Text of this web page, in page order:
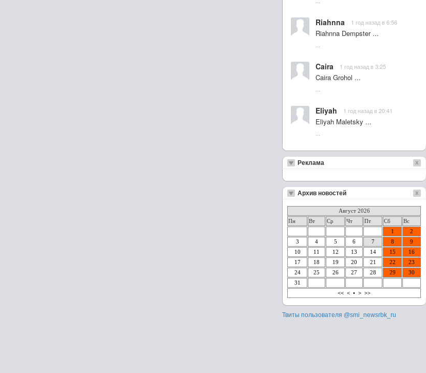
Riahnna 1 год назад в 6:56
Riahnna Dempster ...
Caira 1 год назад в 3:25
Caira Grohol ...
Eliyah 1 год назад в 20:41
Eliyah Maletsky ...
Реклама
Архив новостей
Август 2026
Пн
Вт Ср Чт Пт Сб
Вс
1
2
3
4 5 6 7 8
9
10
11 12 13 14 15
16
17
18 19 20 21 22
23
24
25 26 27 28 29
30
31
<< < • > >>
Твиты пользователя @smi_newsrbk_ru